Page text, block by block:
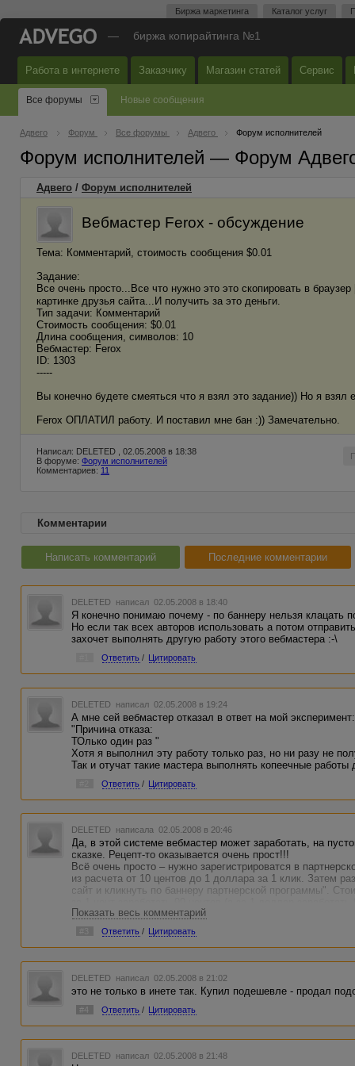
Биржа маркетинга Каталог услуг
— биржа копирайтинга №1
Работа в интернете Заказчику Магазин статей Сервис
Все форумы Новые сообщения
Адвего Форум Все форумы Адвего Форум исполнителей
Форум исполнителей — Форум
Адвего / Форум исполнителей
Вебмастер Ferox - обсуждение
Тема: Комментарий, стоимость сообщения $0.01
Задание:
Все очень просто...Все что нужно это это скопировать в браузер
картинке друзья сайта...И получить за это деньги.
Тип задачи: Комментарий
Стоимость сообщения: $0.01
Длина сообщения, символов: 10
Вебмастер: Ferox
ID: 1303
-----
Вы конечно будете смеяться что я взял это задание)) Но я
Ferox ОПЛАТИЛ работу. И поставил мне бан :)) Замечательно.
Написал: DELETED , 02.05.2008 в 18:38
В форуме: Форум исполнителей
Комментариев: 11
Комментарии
Написать комментарий Последние комментарии
DELETED написал 02.05.2008 в 18:40
Я конечно понимаю почему - по баннеру нельзя клацать
Но если так всех авторов использовать а потом
захочет выполнять другую работу этого вебмастера :-\
Ответить / Цитировать
DELETED написал 02.05.2008 в 19:24
А мне сей вебмастер отказал в ответ на мой эксперимент:
"Причина отказа:
ТОлько один раз "
Хотя я выполнил эту работу только раз, но ни разу не
Так и отучат такие мастера выполнять копеечные
Ответить / Цитировать
DELETED написала 02.05.2008 в 20:46
Да, в этой системе вебмастер может заработать, на
сказке. Рецепт-то оказывается очень прост!!!
Всё очень просто – нужно зарегистрироватся в
из расчета от 10 центов до 1 доллара за 1 клик. Затем
сайт и кликнуть по баннеру партнерской программы".
(минимально) - 9 центов. Но даже сделать 9 центов из 1
Единственное уязвимое место этой системы -
0.1-1 доллар за клик, могут не понравиться
деньги, потому что такие кликальщики никогда не
тоже есть лекарство – после клика по баннеру автора
Показать весь комментарий
Ответить / Цитировать
DELETED написал 02.05.2008 в 21:02
это не только в инете так. Купил подешевле - продал
#4 Ответить / Цитировать
DELETED написал 02.05.2008 в 21:48